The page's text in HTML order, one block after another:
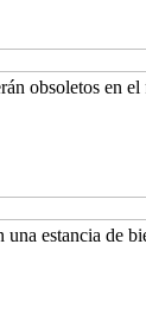
obsoletos en
estancia de